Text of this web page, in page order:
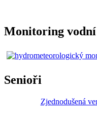
Monitoring
Senioři
Zjednodušená